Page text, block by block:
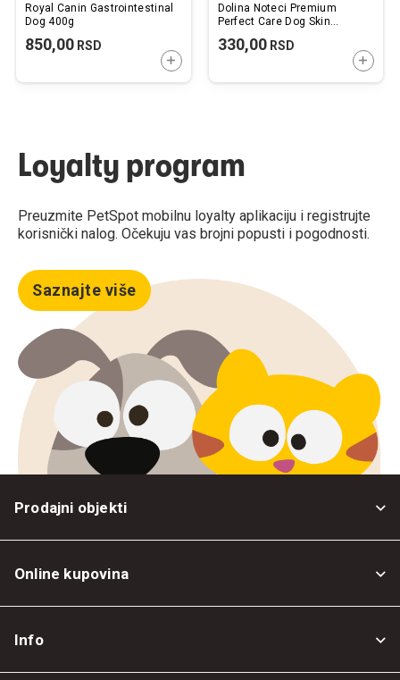
Royal Canin Gastrointestinal
Dog 400g
850,00 RSD
DODAJTE U KORPU
Dolina Noteci Premium
Perfect Care Dog Skin
330,00RSD
Loyalty program
Preuzmite PetSpot mobilnu loyalty aplikaciju i registrujte
korisnički nalog. Očekuju vas brojni popusti i pogodnosti.
Saznajte više
Prodajni objekti
Online kupovina
Info